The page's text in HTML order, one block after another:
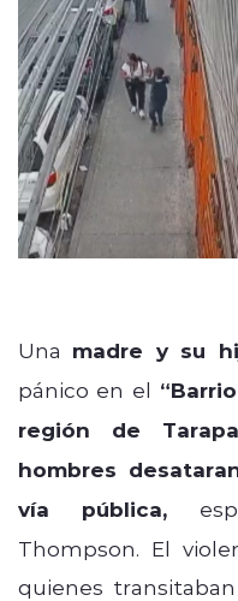
Una madre y su
pánico en el
región de
hombres
vía pública,
Thompson. El
quienes